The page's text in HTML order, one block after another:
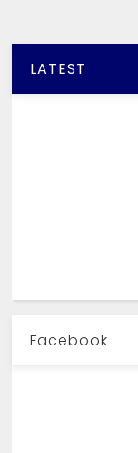
LATEST
Facebook